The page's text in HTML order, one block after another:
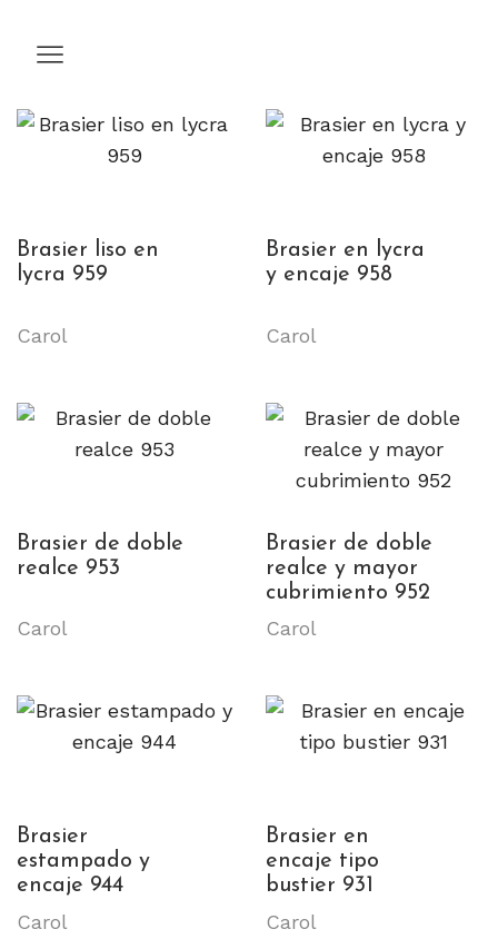
Brasier liso en
lycra 959
Carol
Brasier en lycra
y encaje 958
Carol
Brasier de doble
realce 953
Carol
Brasier de doble
realce y mayor
cubrimiento 952
Carol
Brasier
estampado y
encaje 944
Carol
Brasier en
encaje tipo
bustier 931
Carol